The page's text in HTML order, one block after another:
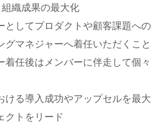
織成果の最大化
としてプロダクトや顧客課題
グマネジャーへ着任いただくこ
着任後はメンバーに伴走して
ける導入成功やアップセルを
クトをリード